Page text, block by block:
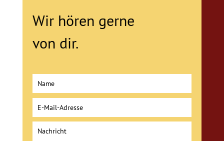
Wir hören gerne
von dir.